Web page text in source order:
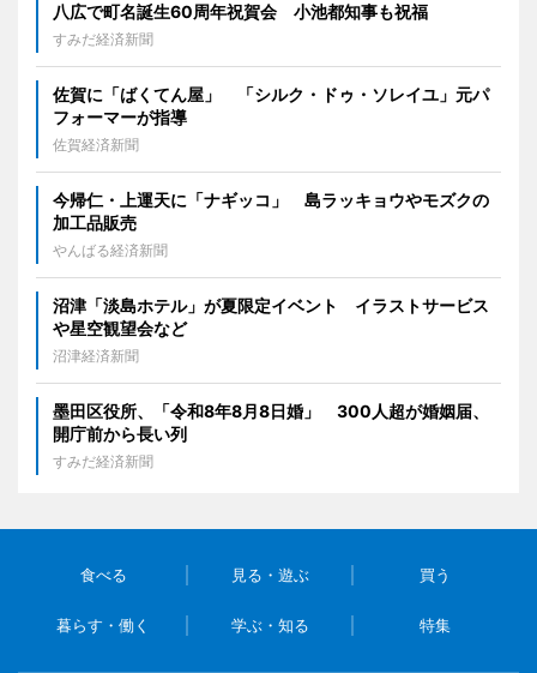
八広で町名誕生60周年祝賀会 小池都知事も祝福
すみだ経済新聞
佐賀に「ばくてん屋」 「シルク・ドゥ・ソレイユ」元パ
フォーマーが指導
佐賀経済新聞
今帰仁・上運天に「ナギッコ」 島ラッキョウやモズクの
加工品販売
やんばる経済新聞
沼津「淡島ホテル」が夏限定イベント イラストサービス
や星空観望会など
沼津経済新聞
墨田区役所、「令和8年8月8日婚」 300人超が婚姻届、
開庁前から長い列
すみだ経済新聞
食べる 見る・遊ぶ 買う
暮らす・働く 学ぶ・知る 特集